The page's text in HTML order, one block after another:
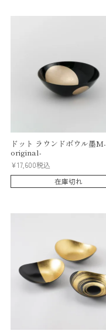
ドット ラウンドボウル墨M-
original-
¥17,600税込
在庫切れ